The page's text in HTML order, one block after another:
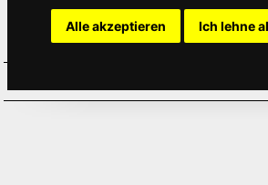
Alle akzeptieren Ich lehne